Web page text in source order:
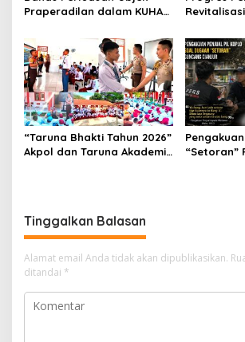
Praperadilan dalam KUHAP
Jaya Buka Seminar Hukum
Mencapai
“Taruna Bhakti Tahun 2026”
Akpol dan Taruna Akademi
“Setoran”
Tinggalkan Balasan
Alamat email Anda tidak akan dipublikasikan.
ditandai *